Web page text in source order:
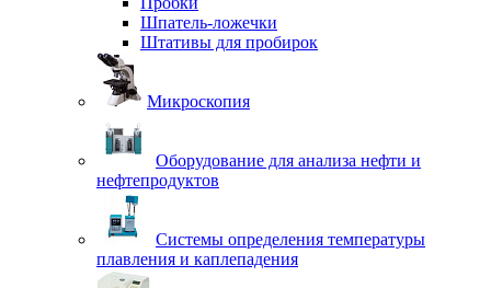
Шпатель-ложечки
Штативы для пробирок
Микроскопия
Оборудование для анализа нефти и
нефтепродуктов
Системы определения температуры
плавления и каплепадения